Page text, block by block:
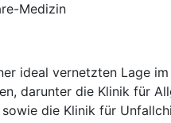
Medizin
ideal vernetzten Lage
darunter die Klinik für
die Klinik für